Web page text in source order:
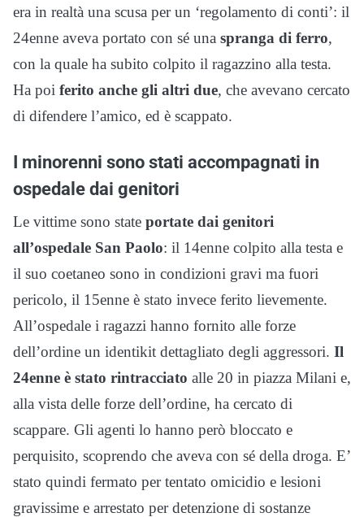
era in realtà una scusa per un ‘regolamento di conti’: il
24enne aveva portato con sé una spranga di ferro,
con la quale ha subito colpito il ragazzino alla testa.
Ha poi ferito anche gli altri due, che avevano cercato
di difendere l’amico, ed è scappato.
I minorenni sono stati accompagnati in
ospedale dai genitori
Le vittime sono state portate dai genitori
all’ospedale San Paolo: il 14enne colpito alla testa e
il suo coetaneo sono in condizioni gravi ma fuori
pericolo, il 15enne è stato invece ferito lievemente.
All’ospedale i ragazzi hanno fornito alle forze
dell’ordine un identikit dettagliato degli aggressori. Il
24enne è stato rintracciato alle 20 in piazza Milani e,
alla vista delle forze dell’ordine, ha cercato di
scappare. Gli agenti lo hanno però bloccato e
perquisito, scoprendo che aveva con sé della droga. E’
stato quindi fermato per tentato omicidio e lesioni
gravissime e arrestato per detenzione di sostanze